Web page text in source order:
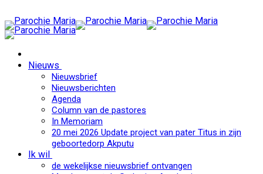
Nieuws
Nieuwsbrief
Nieuwsberichten
Agenda
Column van de pastores
In Memoriam
20 mei 2026 Update project van pater Titus in zijn
geboortedorp Akputu
Ik wil
de wekelijkse nieuwsbrief ontvangen